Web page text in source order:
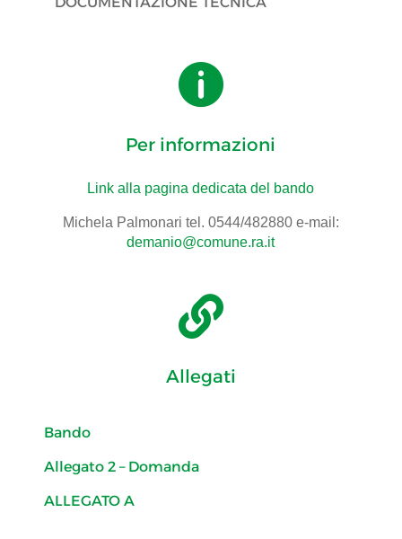

Per informazioni
Link alla pagina dedicata del bando
Michela Palmonari tel. 0544/482880 e-mail:
demanio@comune.ra.it

Allegati
Bando
Allegato 2 – Domanda
ALLEGATO A